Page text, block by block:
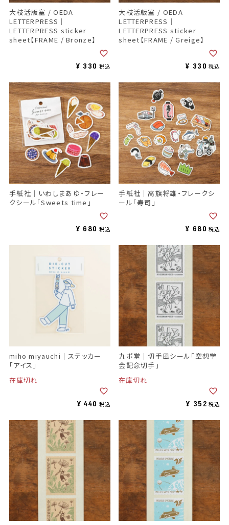
大枝活版室 / OEDA
LETTERPRESS｜
LETTERPRESS sticker
sheet【FRAME / Bronze】
¥ 330 税込
大枝活版室 / OEDA
LETTERPRESS｜
LETTERPRESS sticker
sheet【FRAME / Greige】
¥ 330 税込
手紙社｜いわしまあゆ・フレー
クシール「Sweets time」
¥ 680 税込
手紙社｜高旗将雄・フレークシ
ール「寿司」
¥ 680 税込
miho miyauchi｜ステッカー
「アイス」
在庫切れ
¥ 440 税込
九ポ堂｜切手風シール「空想学
会記念切手」
在庫切れ
¥ 352 税込